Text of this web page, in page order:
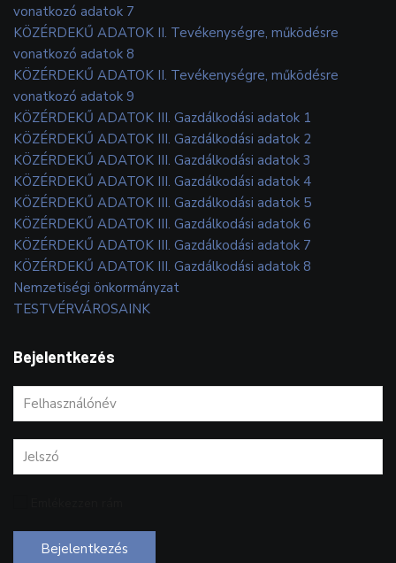
vonatkozó adatok 7
KÖZÉRDEKŰ ADATOK II. Tevékenységre, működésre
vonatkozó adatok 8
KÖZÉRDEKŰ ADATOK II. Tevékenységre, működésre
vonatkozó adatok 9
KÖZÉRDEKŰ ADATOK III. Gazdálkodási adatok 1
KÖZÉRDEKŰ ADATOK III. Gazdálkodási adatok 2
KÖZÉRDEKŰ ADATOK III. Gazdálkodási adatok 3
KÖZÉRDEKŰ ADATOK III. Gazdálkodási adatok 4
KÖZÉRDEKŰ ADATOK III. Gazdálkodási adatok 5
KÖZÉRDEKŰ ADATOK III. Gazdálkodási adatok 6
KÖZÉRDEKŰ ADATOK III. Gazdálkodási adatok 7
KÖZÉRDEKŰ ADATOK III. Gazdálkodási adatok 8
Nemzetiségi önkormányzat
TESTVÉRVÁROSAINK
Bejelentkezés
Bejelentkezés